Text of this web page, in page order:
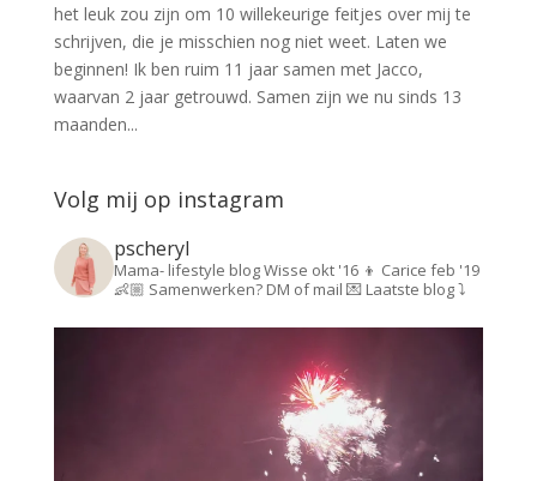
het leuk zou zijn om 10 willekeurige feitjes over mij te
schrijven, die je misschien nog niet weet. Laten we
beginnen! Ik ben ruim 11 jaar samen met Jacco,
waarvan 2 jaar getrouwd. Samen zijn we nu sinds 13
maanden...
Volg mij op instagram
pscheryl
Mama- lifestyle blogWisse okt '16 👦 Carice feb '19
👶🏼 Samenwerken? DM of mail 💌Laatste blog ⤵️